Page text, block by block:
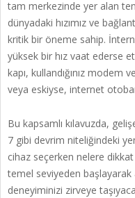
tam merkezinde yer alan
dünyadaki hızımız ve
kritik bir öneme sahip.
yüksek bir hız vaat ederse
kapı, kullandığınız modem
veya eskiyse, internet
Bu kapsamlı kılavuzda,
7 gibi devrim niteliğindeki
cihaz seçerken nelere
temel seviyeden başlayarak
deneyiminizi zirveye